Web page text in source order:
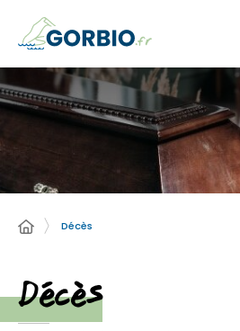
Décès
Décès